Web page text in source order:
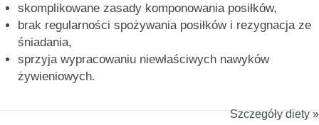
skomplikowane zasady komponowania posiłków,
brak regularności spożywania posiłków i rezygnacja ze
śniadania,
sprzyja wypracowaniu niewłaściwych nawyków
żywieniowych.
Szczegóły diety »